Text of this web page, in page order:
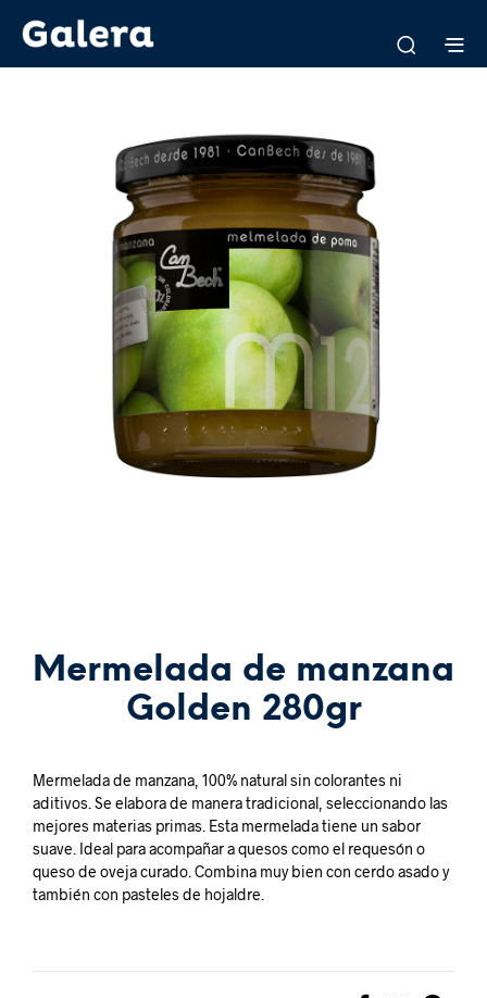
Mermelada de manzana
Golden 280gr
Mermelada de manzana, 100% natural sin colorantes ni
aditivos. Se elabora de manera tradicional, seleccionando las
mejores materias primas. Esta mermelada tiene un sabor
suave. Ideal para acompañar a quesos como el requesón o
queso de oveja curado. Combina muy bien con cerdo asado y
también con pasteles de hojaldre.